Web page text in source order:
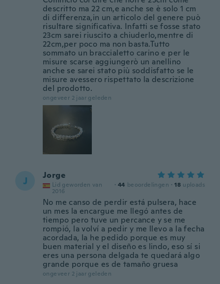
descritto ma 22 cm,e anche se è solo 1 cm
di differenza,in un articolo del genere può
risultare significativa. Infatti se fosse stato
23cm sarei riuscito a chiuderlo,mentre di
22cm,per poco ma non basta.Tutto
sommato un braccialetto carino e per le
misure scarse aggiungerò un anellino
anche se sarei stato più soddisfatto se le
misure avessero rispettato la descrizione
del prodotto.
ongeveer 2 jaar geleden
J Jorge
Lid geworden van
2016
· 44 beoordelingen · 18 uploads
No me canso de perdir está pulsera, hace
un mes la encargue me llegó antes de
tiempo pero tuve un percance y se me
rompió, la volví a pedir y me llevo a la fecha
acordada, la he pedido porque es muy
buen material y el diseño es lindo, eso sí si
eres una persona delgada te quedará algo
grande porque es de tamaño gruesa
ongeveer 2 jaar geleden